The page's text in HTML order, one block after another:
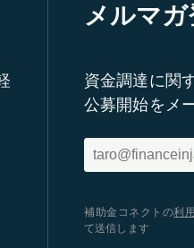
メルマガ
資金調達に関
公募開始をメ
補助金コネクトの利
て送信します